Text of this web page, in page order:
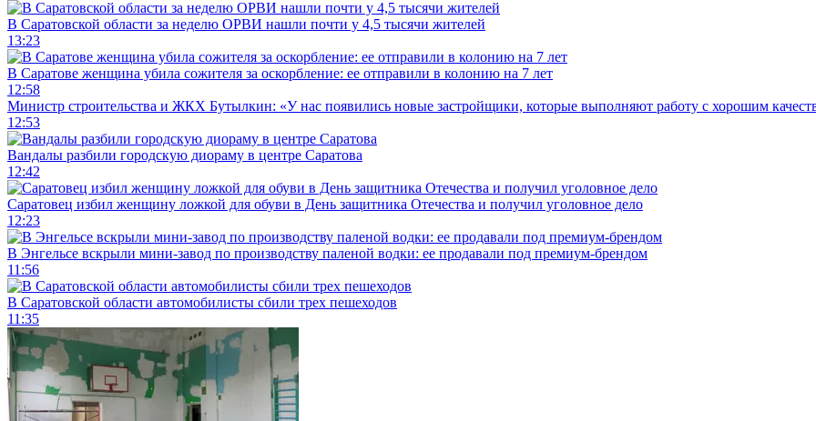
В Саратовской области за неделю ОРВИ нашли почти у 4,5 тысячи жителей
13:23
В Саратове женщина убила сожителя за оскорбление: ее отправили в колонию на 7 лет
12:58
Министр строительства и ЖКХ Бутылкин: «У нас появились новые застройщики, которые выполняют работу с хорошим
12:53
Вандалы разбили городскую диораму в центре Саратова
12:42
Саратовец избил женщину ложкой для обуви в День защитника Отечества и получил уголовное дело
12:23
В Энгельсе вскрыли мини-завод по производству паленой водки: ее продавали под премиум-брендом
11:56
В Саратовской области автомобилисты сбили трех пешеходов
11:35